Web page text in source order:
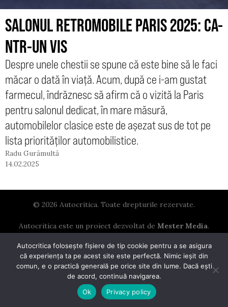
SALONUL RETROMOBILE PARIS 2025: CA-
NTR-UN VIS
Despre unele chestii se spune că este bine să le faci
măcar o dată în viață. Acum, după ce i-am gustat
farmecul, îndrăznesc să afirm că o vizită la Paris
pentru salonul dedicat, în mare măsură,
automobilelor clasice este de așezat sus de tot pe
lista priorităților automobilistice.
Radu Gurămultă
14.02.2025
© 2026 Autocritica. Toate drepturile rezervate.
Autocritica este un proiect dezvoltat de Mester Media.
Autocritica folosește fișiere de tip cookie pentru a se asigura
că experiența ta pe acest site este perfectă. Nimic ieșit din
comun, e o practică generală pe orice site din lume. Dacă ești
de acord, continuă navigarea.
Ok
Privacy policy